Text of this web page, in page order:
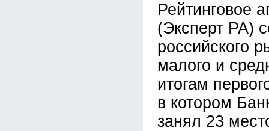
Рейтинговое
(Эксперт РА)
российского
малого и
итогам
в котором
занял 23